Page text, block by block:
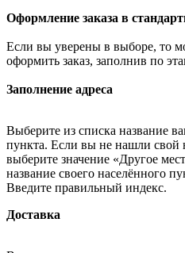
Оформление заказа в
Если вы уверены в выборе, то
оформить заказ, заполнив по
Заполнение адреса
Выберите из списка название
пункта. Если вы не нашли свой
выберите значение «Другое
название своего населённого
Введите правильный индекс.
Доставка